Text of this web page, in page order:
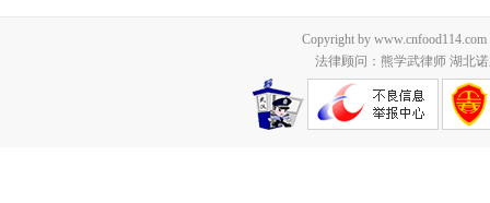
Copyright by
法律顾问：熊学武律师 湖北